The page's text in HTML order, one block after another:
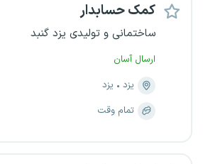
کمک حسابدار
ساختمانی و تولیدی یزد گنبد
ارسال آسان
یزد
یزد
تمام وقت